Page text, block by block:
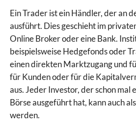
Ein Trader ist ein Händler, der an
ausführt. Dies geschieht im
Online Broker oder eine Bank.
beispielsweise Hedgefonds oder
einen direkten Marktzugang und
für Kunden oder für die
aus. Jeder Investor, der schon mal
Börse ausgeführt hat, kann auch als
werden.